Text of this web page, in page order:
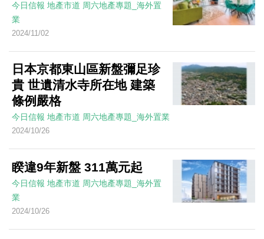
今日信報 地產市道 周六地產專題_海外置
業
2024/11/02
日本京都東山區新盤彌足珍
貴 世遺清水寺所在地 建築
條例嚴格
今日信報 地產市道 周六地產專題_海外置業
2024/10/26
睽違9年新盤 311萬元起
今日信報 地產市道 周六地產專題_海外置
業
2024/10/26